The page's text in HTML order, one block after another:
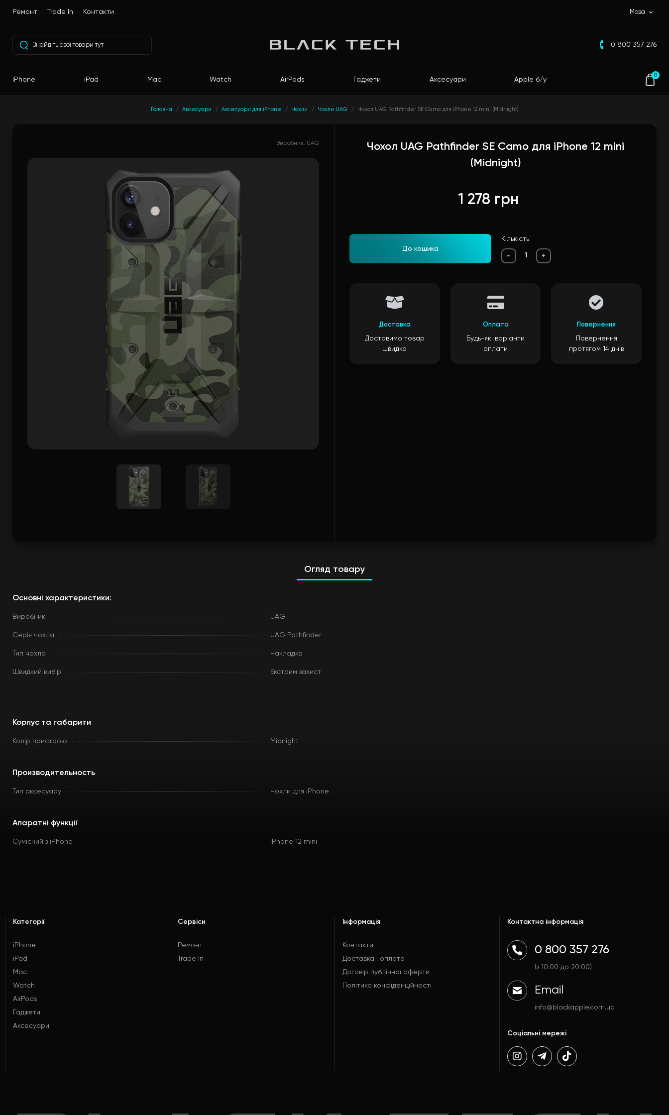
Ремонт Trade In Контакти Мова
0 800 357 276
iPhone iPad Mac Watch AirPods Гаджети Аксесуари Apple б/у
0
Головна Аксесуари Аксесуари для iPhone Чохли Чохли UAG Чохол UAG Pathfinder SE Camo для iPhone 12 mini (Midnight)
Виробник: UAG
Чохол UAG Pathfinder SE Camo для iPhone 12 mini
(Midnight)
1 278 грн
До кошика
Кількість:
- +
Доставка
Доставимо товар
швидко
Оплата
Будь-які варіанти
оплати
Повернення
Повернення
протягом 14 днів
Огляд товару
Основні характеристики:
Виробник UAG
Серія чохла UAG Pathfinder
Тип чохла Накладка
Швидкий вибір Екстрим захист
Корпус та габарити
Колір пристрою Midnight
Производительность
Тип аксесуару Чохли для iPhone
Апаратні функції
Сумісний з iPhone iPhone 12 mini
Категорії
iPhone
iPad
Mac
Watch
AirPods
Гаджети
Аксесуари
Сервіси
Ремонт
Trade In
Інформація
Контакти
Доставка і оплата
Договір публічної оферти
Політика конфіденційності
Контактна інформація
0 800 357 276
(з 10:00 до 20:00)
Email
info@blackapple.com.ua
Соціальні мережі